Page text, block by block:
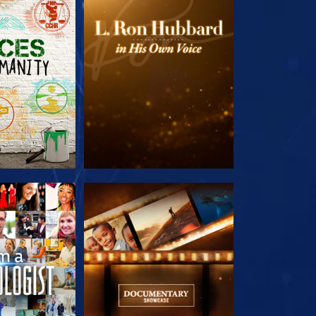
SÉRIES DÉCOUVRIR LES SÉRIES